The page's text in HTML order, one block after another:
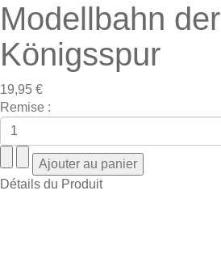
Modellbahn der
Königsspur
19,95 €
Remise :
Détails du Produit